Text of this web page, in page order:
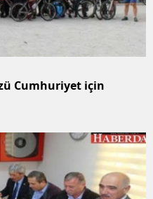
Cumhuriyet için